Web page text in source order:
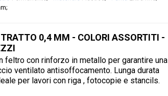
0,4 MM - COLORI ASSORTITI -
feltro con rinforzo in metallo per garantire una
ventilato antisoffocamento. Lunga durata
per lavori con riga , fotocopie e stancils.